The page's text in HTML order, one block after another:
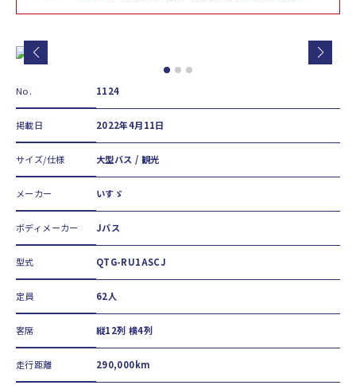
No. 1124
掲載日 2022年4月11日
サイズ/仕様 大型バス / 観光
メーカー いすゞ
ボディメーカー Jバス
型式 QTG-RU1ASCJ
定員 62人
客席 縦12列 横4列
走行距離 290,000km